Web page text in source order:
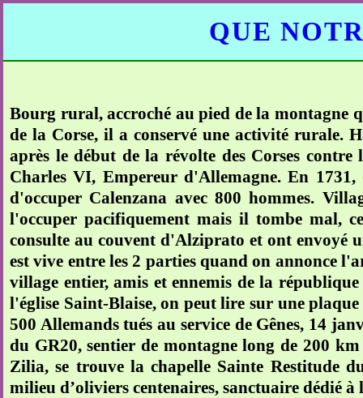
QUE
Bourg rural, accroché au pied de la montagne
de la Corse, il a conservé une activité rurale.
après le début de la révolte des Corses
Charles VI, Empereur d'Allemagne. En
d'occuper Calenzana avec 800 hommes.
l'occuper pacifiquement mais il tombe mal,
consulte au couvent d'Alziprato et ont envoyé
est vive entre les 2 parties quand on annonce
village entier, amis et ennemis de la
l'église Saint-Blaise, on peut lire sur une
500 Allemands tués au service de Gênes, 14
du GR20, sentier de montagne long de 200
Zilia, se trouve la chapelle Sainte Restitude
milieu d’oliviers centenaires, sanctuaire dédié